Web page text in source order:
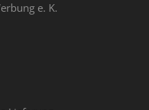
e. K.